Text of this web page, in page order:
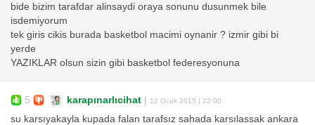
bide bizim tarafdar alinsaydi oraya sonunu dusunmek bile
isdemiyorum
tek giris cikis burada basketbol macimi oynanir ? izmir gibi bi
yerde
YAZIKLAR olsun sizin gibi basketbol federesyonuna
5 karapınarlıcihat | 12 Ocak 2015 | 22:00
su karsıyakayla kupada falan tarafsız sahada karsılassak ankara